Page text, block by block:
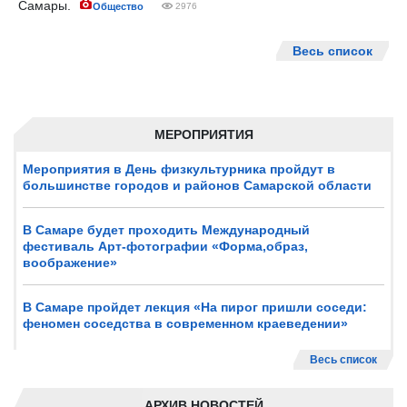
МЕРОПРИЯТИЯ
Мероприятия в День физкультурника пройдут в
большинстве городов и районов Самарской области
В Самаре будет проходить Международный
фестиваль Арт-фотографии «Форма,образ,
воображение»
В Самаре пройдет лекция «На пирог пришли соседи:
феномен соседства в современном краеведении»
Весь список
Самары. Общество 2976
Весь список